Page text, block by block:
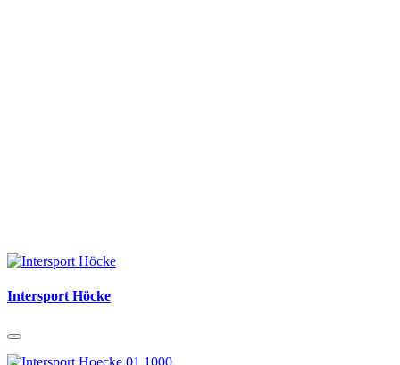
Intersport Höcke